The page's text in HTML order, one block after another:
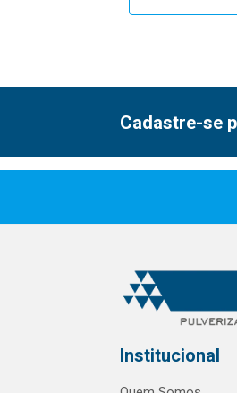
Cadastre-se
Institucional